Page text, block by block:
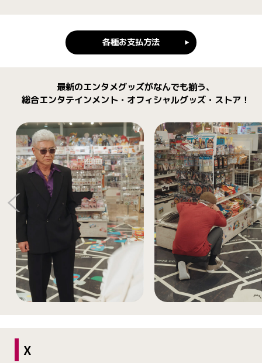
各種お支払方法
最新のエンタメグッズがなんでも揃う、
総合エンタテインメント・オフィシャルグッズ・ストア！
X